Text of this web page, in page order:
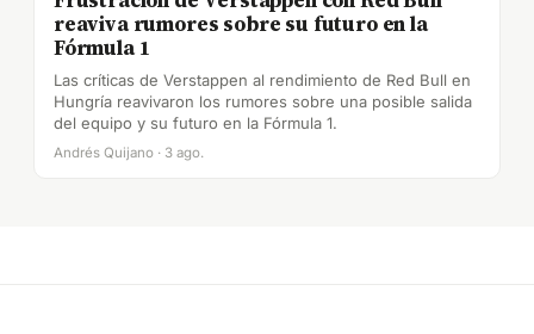
reaviva rumores sobre su futuro en la
Fórmula 1
Las críticas de Verstappen al rendimiento de Red Bull en
Hungría reavivaron los rumores sobre una posible salida
del equipo y su futuro en la Fórmula 1.
Andrés Quijano · 3 ago.